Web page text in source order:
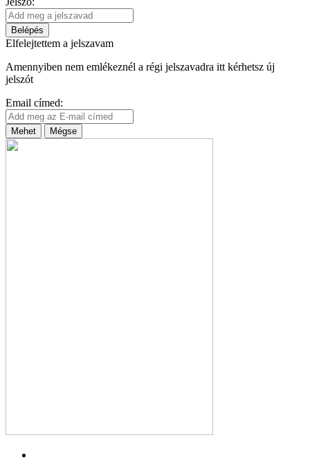
Belépés
Elfelejtettem a jelszavam
Amennyiben nem emlékeznél a régi jelszavadra itt kérhetsz új
jelszót
Email címed:
Mehet Mégse